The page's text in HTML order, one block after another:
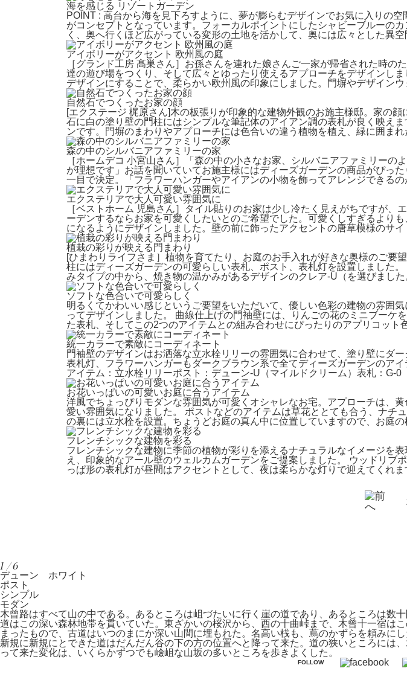
海を感じる リゾートガーデン
POINT : 高台から海を見下ろすように、夢が膨らむデザインでお気に入りの
がコンセプトとなっています。フォーカルポイントにしたシャビーブルーの
く、奥へ行くほど広がっている変形の土地を活かして、奥には広々とした異
アイボリーがアクセント 欧州風の庭
［グランド工房 髙巣さん］お孫さんを連れた娘さんご一家が帰省された時
達の遊び場をつくり、そして広々とゆったり使えるアプローチをデザインし
デザインにすることで、柔らかい欧州風の印象にしました。門塀やデザイン
自然石でつくったお家の顔
[エクステージ 梶原さん]木の板張りが印象的な建物外観のお施主様邸。家の
石に白の塗り壁の門柱にはシンプルな筆記体のアイアン調の表札が良く映え
ンです。門塀のまわりやアプローチには色合いの違う植物を植え、緑に囲ま
森の中のシルバニアファミリーの家
［ホームデコ 小宮山さん］「森の中の小さなお家、シルバニアファミリー
が理想です」お話を聞いていてお施主様にはディーズガーデンの商品がぴっ
一目で決定。「フラワーハンガーやアイアンの小物を飾ってアレンジできる
エクステリアで大人可愛い雰囲気に
［ベストホーム 児島さん］タイル貼りのお家は少し冷たく見えがちですが
ーデンするならお家を可愛くしたいとのご希望でした。可愛くしすぎるより
になるようにデザインしました。壁の前に飾ったアクセントの唐草模様のサ
植栽の彩りが映える門まわり
[ひまわりライフさま］植物を育てたり、お庭のお手入れが好きな奥様のご
柱にはディーズガーデンの可愛らしい表札、ポスト、表札灯を設置しました
みタイプの中から、焼き物の温かみがあるデザインのクレア-U（を選びまし
ソフトな色合いで可愛らしく
明るくてかわいい感じというご要望をいただいて、優しい色彩の建物の雰囲
ってデザインしました。 曲線仕上げの門袖壁には、りんごの花のミニブー
た表札、そしてこの2つのアイテムとの組み合わせにぴったりのアプリコッ
統一カラーで素敵にコーディネート
門袖壁のデザインはお洒落な立水栓リリーの雰囲気に合わせて、塗り壁にダ
表札灯、フラワーハンガーもダークブラウン系で全てディーズガーデンのア
アイテム：立水栓リリーポスト：デューン-U（マイルドクリーム）表札：G-0
お花いっぱいの可愛いお庭に合うアイテム
洋風でちょっぴりモダンな雰囲気が可愛くオシャレなお宅。アプローチは、
愛い雰囲気になりました。 ポストなどのアイテムは草花ととても合う、ナ
の裏には立水栓を設置。ちょうどお庭の真ん中に位置していますので、お庭
フレンチシックな建物を彩る
フレンチシックな建物に季節の植物が彩りを添えるナチュラルなイメージを
え、印象的なアール壁のウェルカムガーデンをご提案しました。 ウッドリ
っぱ形の表札灯が昼間はアクセントとして、夜は柔らかな灯りで迎えてくれ
1/6
デューン ホワイト
ポスト
シンプル
モダン
木曾路はすべて山の中である。あるところは岨づたいに行く崖の道であり、あるところは
道はこの深い森林地帯を貫いていた。東ざかいの桜沢から、西の十曲峠まで、木曾十一宿
まったもので、古道はいつのまにか深い山間に埋もれた。名高い桟も、蔦のかずらを頼みに
新規に新規にとできた道はだんだん谷の下の方の位置へと降って来た。道の狭いところには
って来た変化は、いくらかずつでも嶮岨な山坂の多いところを歩きよくした。
FOLLOW